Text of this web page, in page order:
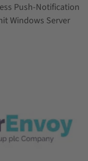
Push-Notification
Windows Server